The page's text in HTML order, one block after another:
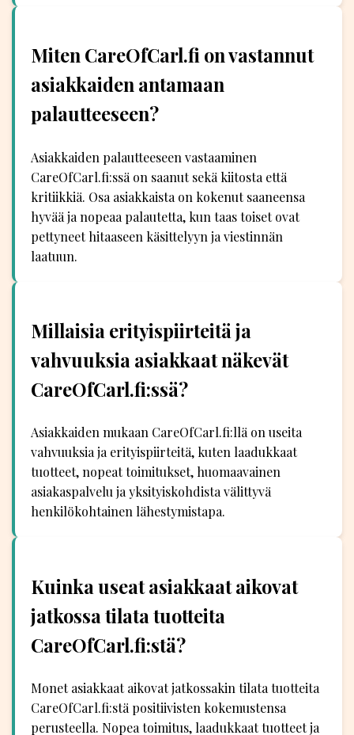
Miten CareOfCarl.fi on vastannut
asiakkaiden antamaan
palautteeseen?
Asiakkaiden palautteeseen vastaaminen
CareOfCarl.fi:ssä on saanut sekä kiitosta että
kritiikkiä. Osa asiakkaista on kokenut saaneensa
hyvää ja nopeaa palautetta, kun taas toiset ovat
pettyneet hitaaseen käsittelyyn ja viestinnän
laatuun.
Millaisia erityispiirteitä ja
vahvuuksia asiakkaat näkevät
CareOfCarl.fi:ssä?
Asiakkaiden mukaan CareOfCarl.fi:llä on useita
vahvuuksia ja erityispiirteitä, kuten laadukkaat
tuotteet, nopeat toimitukset, huomaavainen
asiakaspalvelu ja yksityiskohdista välittyvä
henkilökohtainen lähestymistapa.
Kuinka useat asiakkaat aikovat
jatkossa tilata tuotteita
CareOfCarl.fi:stä?
Monet asiakkaat aikovat jatkossakin tilata tuotteita
CareOfCarl.fi:stä positiivisten kokemustensa
perusteella. Nopea toimitus, laadukkaat tuotteet ja